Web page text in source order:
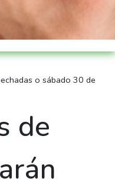
o sábado 30 de
de